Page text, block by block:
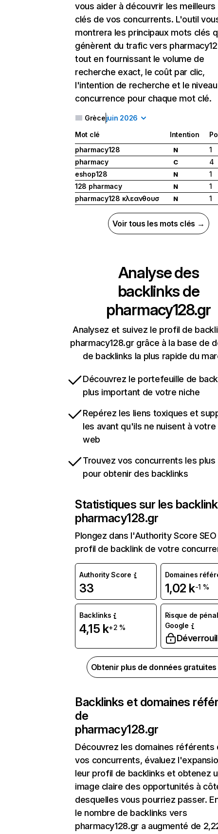
vous aider à découvrir les
clés de vos concurrents. L'outil
montrera les principaux mots clés
génèrent du trafic vers
tout en fournissant le volume de
recherche exact, le coût par clic,
l'intention de recherche et le
concurrence pour chaque mot clé.
Grècejuin 2026
Mot clé Intention
pharmacy128
N
1
pharmacy
C
4
eshop128
N
1
128 pharmacy
N
1
pharmacy128 κλεανθουσ
N 1
Voir tous les mots clés →
Analyse des
backlinks de
pharmacy128.gr
Analysez et suivez le profil de
pharmacy128.gr grâce à la base de
de backlinks la plus rapide du
Découvrez le portefeuille de
plus important de votre niche
Repérez les liens toxiques et
les avant qu'ils ne nuisent à
web
Trouvez vos concurrents les
pour obtenir des backlinks
Statistiques sur les
pharmacy128.gr
Plongez dans l'Authority Score
profil de backlink de votre
Authority Score
33
Domaines
1,02 k-1 %
Backlinks
4,15 k+2 %
Risque de
Google
Obtenir plus de données
Backlinks et domaines
de
pharmacy128.gr
Découvrez les domaines référents
vos concurrents, évaluez
leur profil de backlinks et obtenez
image claire des opportunités à
desquelles vous pourriez passer.
le nombre de backlinks vers
pharmacy128.gr a augmenté de